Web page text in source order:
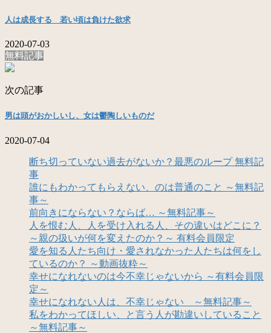
人は成長する 若い頃は負けた欲求
2020-07-03
無料記事
次の記事
男は頭がおかしいし、女は鬱陶しいものだ
2020-07-04
断ち切っていない過去がないか？最悪のループ 無料記
事
誰にもわかってもらえない、のは普通のこと ～無料記
事～
前向きにならない？ならば… ～無料記事～
人を恨む人、人を受け入れる人、その違いはどこに？
～親の扱いが何を変えたのか？～ 有料会員限定
愛を知る人たち向け・愛されなかった人たちは何をし
ているのか？ ～動画抜粋～
幸せになれないのは今不幸じゃないから ～有料会員限
定～
幸せになれない人は、不幸じゃない ～無料記事～
私をわかってほしい、と言う人が勘違いしていること
～無料記事～